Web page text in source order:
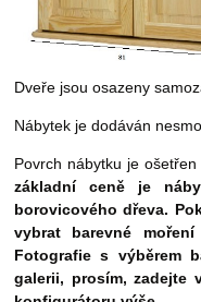
Dveře jsou osazeny
Nábytek je dodáván
Povrch nábytku je
základní ceně je
borovicového dřeva.
vybrat barevné
Fotografie s výběrem
galerii, prosím, zadejte